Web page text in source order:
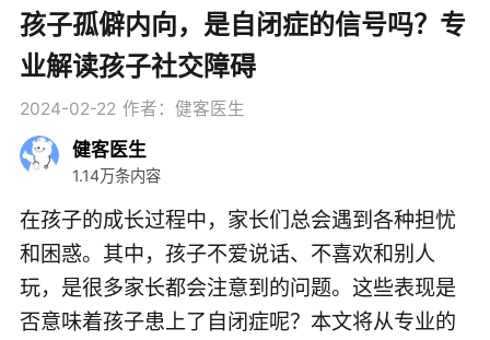
孩子孤僻内向，是自闭症的信号吗？专
业解读孩子社交障碍
2024-02-22 作者：健客医生
健客医生
1.14万条内容
在孩子的成长过程中，家长们总会遇到各种担忧
和困惑。其中，孩子不爱说话、不喜欢和别人
玩，是很多家长都会注意到的问题。这些表现是
否意味着孩子患上了自闭症呢？本文将从专业的